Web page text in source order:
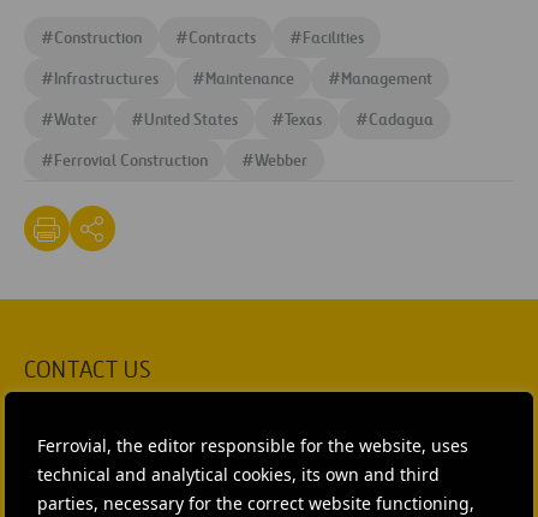
Ferrovial, the editor responsible for the website, uses
technical and analytical cookies, its own and third
parties, necessary for the correct website functioning,
#Construction #Contracts #Facilities
#Infrastructures #Maintenance #Management
#Water #United States #Texas #Cadagua
#Ferrovial Construction #Webber
CONTACT US
SEND MAIL